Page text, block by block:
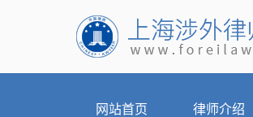
网站首页 律师介绍